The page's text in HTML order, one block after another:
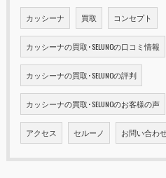
カッシーナ 買取 コンセプト
カッシーナの買取･SELUNOの口コミ情報
カッシーナの買取･SELUNOの評判
カッシーナの買取･SELUNOのお客様の声
アクセス セルーノ お問い合わ